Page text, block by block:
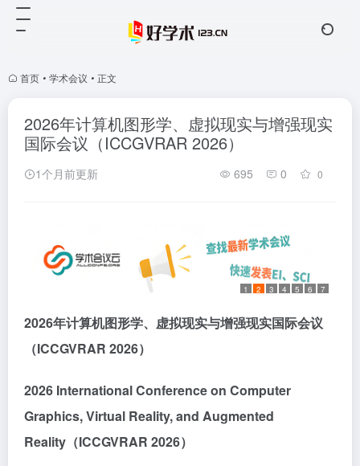
首页 • 学术会议 • 正文
2026年计算机图形学、虚拟现实与增强现实
国际会议（ICCGVRAR 2026）
1个月前更新 695 0 0
1 2 3 4 5 6 7
2026年计算机图形学、虚拟现实与增强现实国际会议
（ICCGVRAR 2026）
2026 International Conference on Computer
Graphics, Virtual Reality, and Augmented
Reality （ICCGVRAR 2026）